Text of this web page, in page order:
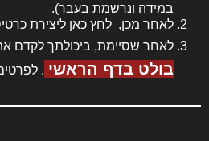
במידה ונרשמת בעבר).
לאחר מכן, לחץ כאן ליצירת
לאחר שסיימת, ביכולתך לקדם
בולט בדף הראשי .